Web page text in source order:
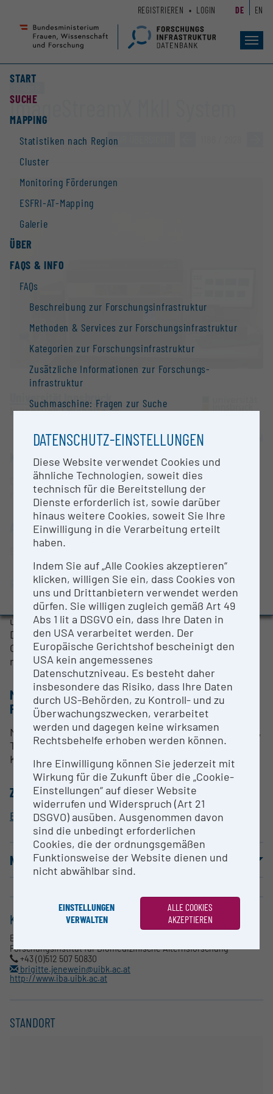
Seiteninhalt
Accesskey
Hauptnavigation
Accesskey
START
SUCHE
MAPPING
Statistiken nach Region
Cluster
Monitoring Förderungen
ESFRI-AT-Mapping
Galerie
ÜBER
FAQS & INFO
FAQs
Beschreibung zur Forschungs­infrastruktur
Methoden & Services zur Forschungs­infrastruktur
Kategorien zur Forschungs­infrastruktur
Zusätzliche Informationen zur Forschungs­
infrastruktur
Suchmaschine: Fragen zur Suche
Information
Nationale Forschungs­infrastruktur­strategie
Forschungs­infrastrukturen in der Europäischen
Union
Forschungs­infrastruktur-Datenbanken /
Forschungs­infrastruktur-Netzwerke
Evaluierungsstudie 2022
Auszeichnungen und Pressemeldungen
REGISTRIEREN LOGIN DE EN
ImageStreamX MkII System
ZUR ÜBERSICHT
Universität Innsbruck
Innsbruck |Website
OPEN FOR COLLABORATION
KURZBESCHREIBUNG
Durchflusszytometer mit Fluoreszenz-Bildern,
morphologische Auswertung
ANSPRECHPERSON
Brigitte Jenewein
RESEARCH SERVICES
Unterstützung beim Versuchsdesign, der Messung
und der Auswertung
Die Forschungsinfrastruktur ist "Open for
Collaboration". Kommerzielle Kooperationen sind
nicht möglich.
METHODEN & EXPERTISE ZUR
FORSCHUNGSINFRASTRUKTUR
Morphologische Auswertungen wie Ko-Lokalisation,
Translokalisation, Zellform/ -größe, usw. in
Kombination mit Fluoreszenzintensitäten.
ZUORDNUNG ZUR FORSCHUNGSINFRASTRUKTUR
Bioop­ti­sches Zentrum
NUTZUNGSBEDINGUNGEN
KONTAKT
Brigitte Jenewein
Forschungsinstitut für Biomedizinische Alternsforschung
+43 (0)512 507 50830
brigitte.jenewein@uibk.ac.at
http://www.iba.uibk.ac.at
STANDORT
DATENSCHUTZ-EINSTELLUNGEN
Diese Website verwendet Cookies und
ähnliche Technologien, soweit dies
technisch für die Bereitstellung der
Dienste erforderlich ist, sowie darüber
hinaus weitere Cookies, soweit Sie Ihre
Einwilligung in die Verarbeitung erteilt
haben.
Indem Sie auf „Alle Cookies akzeptieren“
klicken, willigen Sie ein, dass Cookies von
uns und Drittanbietern verwendet werden
dürfen. Sie willigen zugleich gemäß Art 49
Abs 1 lit a DSGVO ein, dass Ihre Daten in
den USA verarbeitet werden. Der
Europäische Gerichtshof bescheinigt den
USA kein angemessenes
Datenschutzniveau. Es besteht daher
insbesondere das Risiko, dass Ihre Daten
durch US-Behörden, zu Kontroll- und zu
Überwachungszwecken, verarbeitet
werden und dagegen keine wirksamen
Rechtsbehelfe erhoben werden können.
Ihre Einwilligung können Sie jederzeit mit
Wirkung für die Zukunft über die „Cookie-
Einstellungen“ auf dieser Website
widerrufen und Widerspruch (Art 21
DSGVO) ausüben. Ausgenommen davon
sind die unbedingt erforderlichen
Cookies, die der ordnungsgemäßen
Funktionsweise der Website dienen und
nicht abwählbar sind.
EINSTELLUNGEN
VERWALTEN
ALLE COOKIES
AKZEPTIEREN